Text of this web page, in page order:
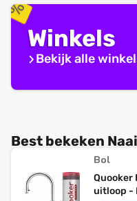
Winkels
Bekijk alle
Best bekeken
Bol
Quooker
uitloop -